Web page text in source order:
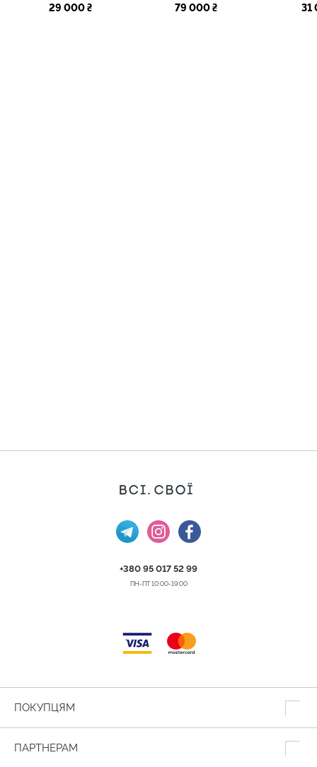
29 000 ₴ 79 000 ₴ 31
+380 95 017 52 99
ПН-ПТ 10:00-19:00
ПОКУПЦЯМ
ПАРТНЕРАМ